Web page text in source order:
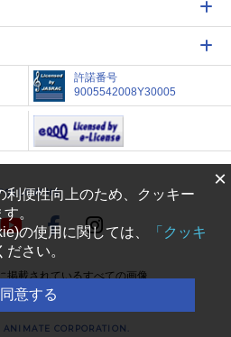
許諾番号
9005542008Y30005
US
掲載されているすべての画像、
無断転載を禁じます
CORPORATION.
×
利便性向上のため、クッキー
。
の使用に関しては、
「クッキ
ださい。
同意する